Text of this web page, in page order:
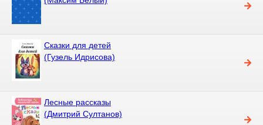
Сказки для детей
(Гузель Идрисова)
Лесные рассказы
(Дмитрий Султанов)